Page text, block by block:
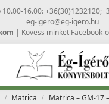
10.00-16.00:
eg-igero@eg-igero.hu
| Kövess minket Facebook-
/ Matrica / Matrica – GM-17